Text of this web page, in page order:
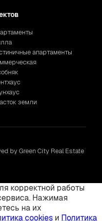
апартаменты
земли
by Green City Real Estate
корректной работы
Нажимая
на их
cookies и Политика